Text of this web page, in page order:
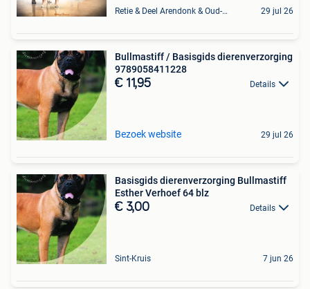
Retie & Deel Arendonk & Oud-Turnhout 29 jul 26
Bullmastiff / Basisgids dierenverzorging
9789058411228
€ 11,95 Details
Bezoek website 29 jul 26
Basisgids dierenverzorging Bullmastiff
Esther Verhoef 64 blz
€ 3,00 Details
Sint-Kruis 7 jun 26